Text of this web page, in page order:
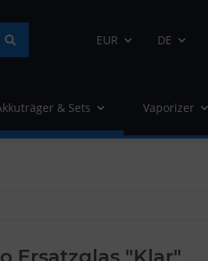
EUR DE
& Sets Vaporizer